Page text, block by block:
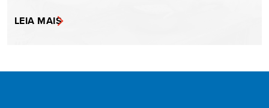
LEIA MAIS